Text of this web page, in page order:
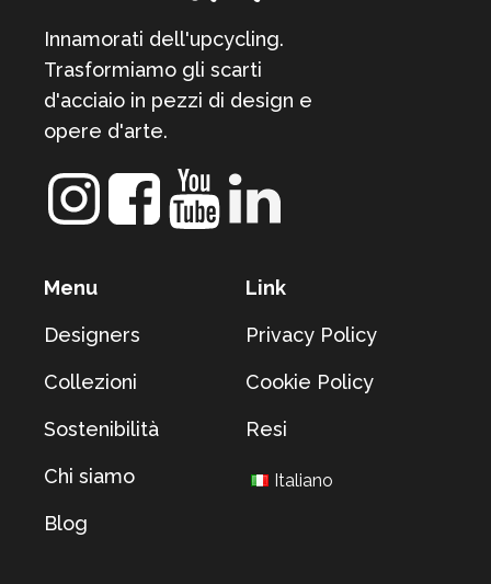
Innamorati dell'upcycling.
Trasformiamo gli scarti
d'acciaio in pezzi di design e
opere d'arte.
Menu
Designers
Collezioni
Sostenibilità
Chi siamo
Blog
Link
Privacy Policy
Cookie Policy
Resi
Italiano